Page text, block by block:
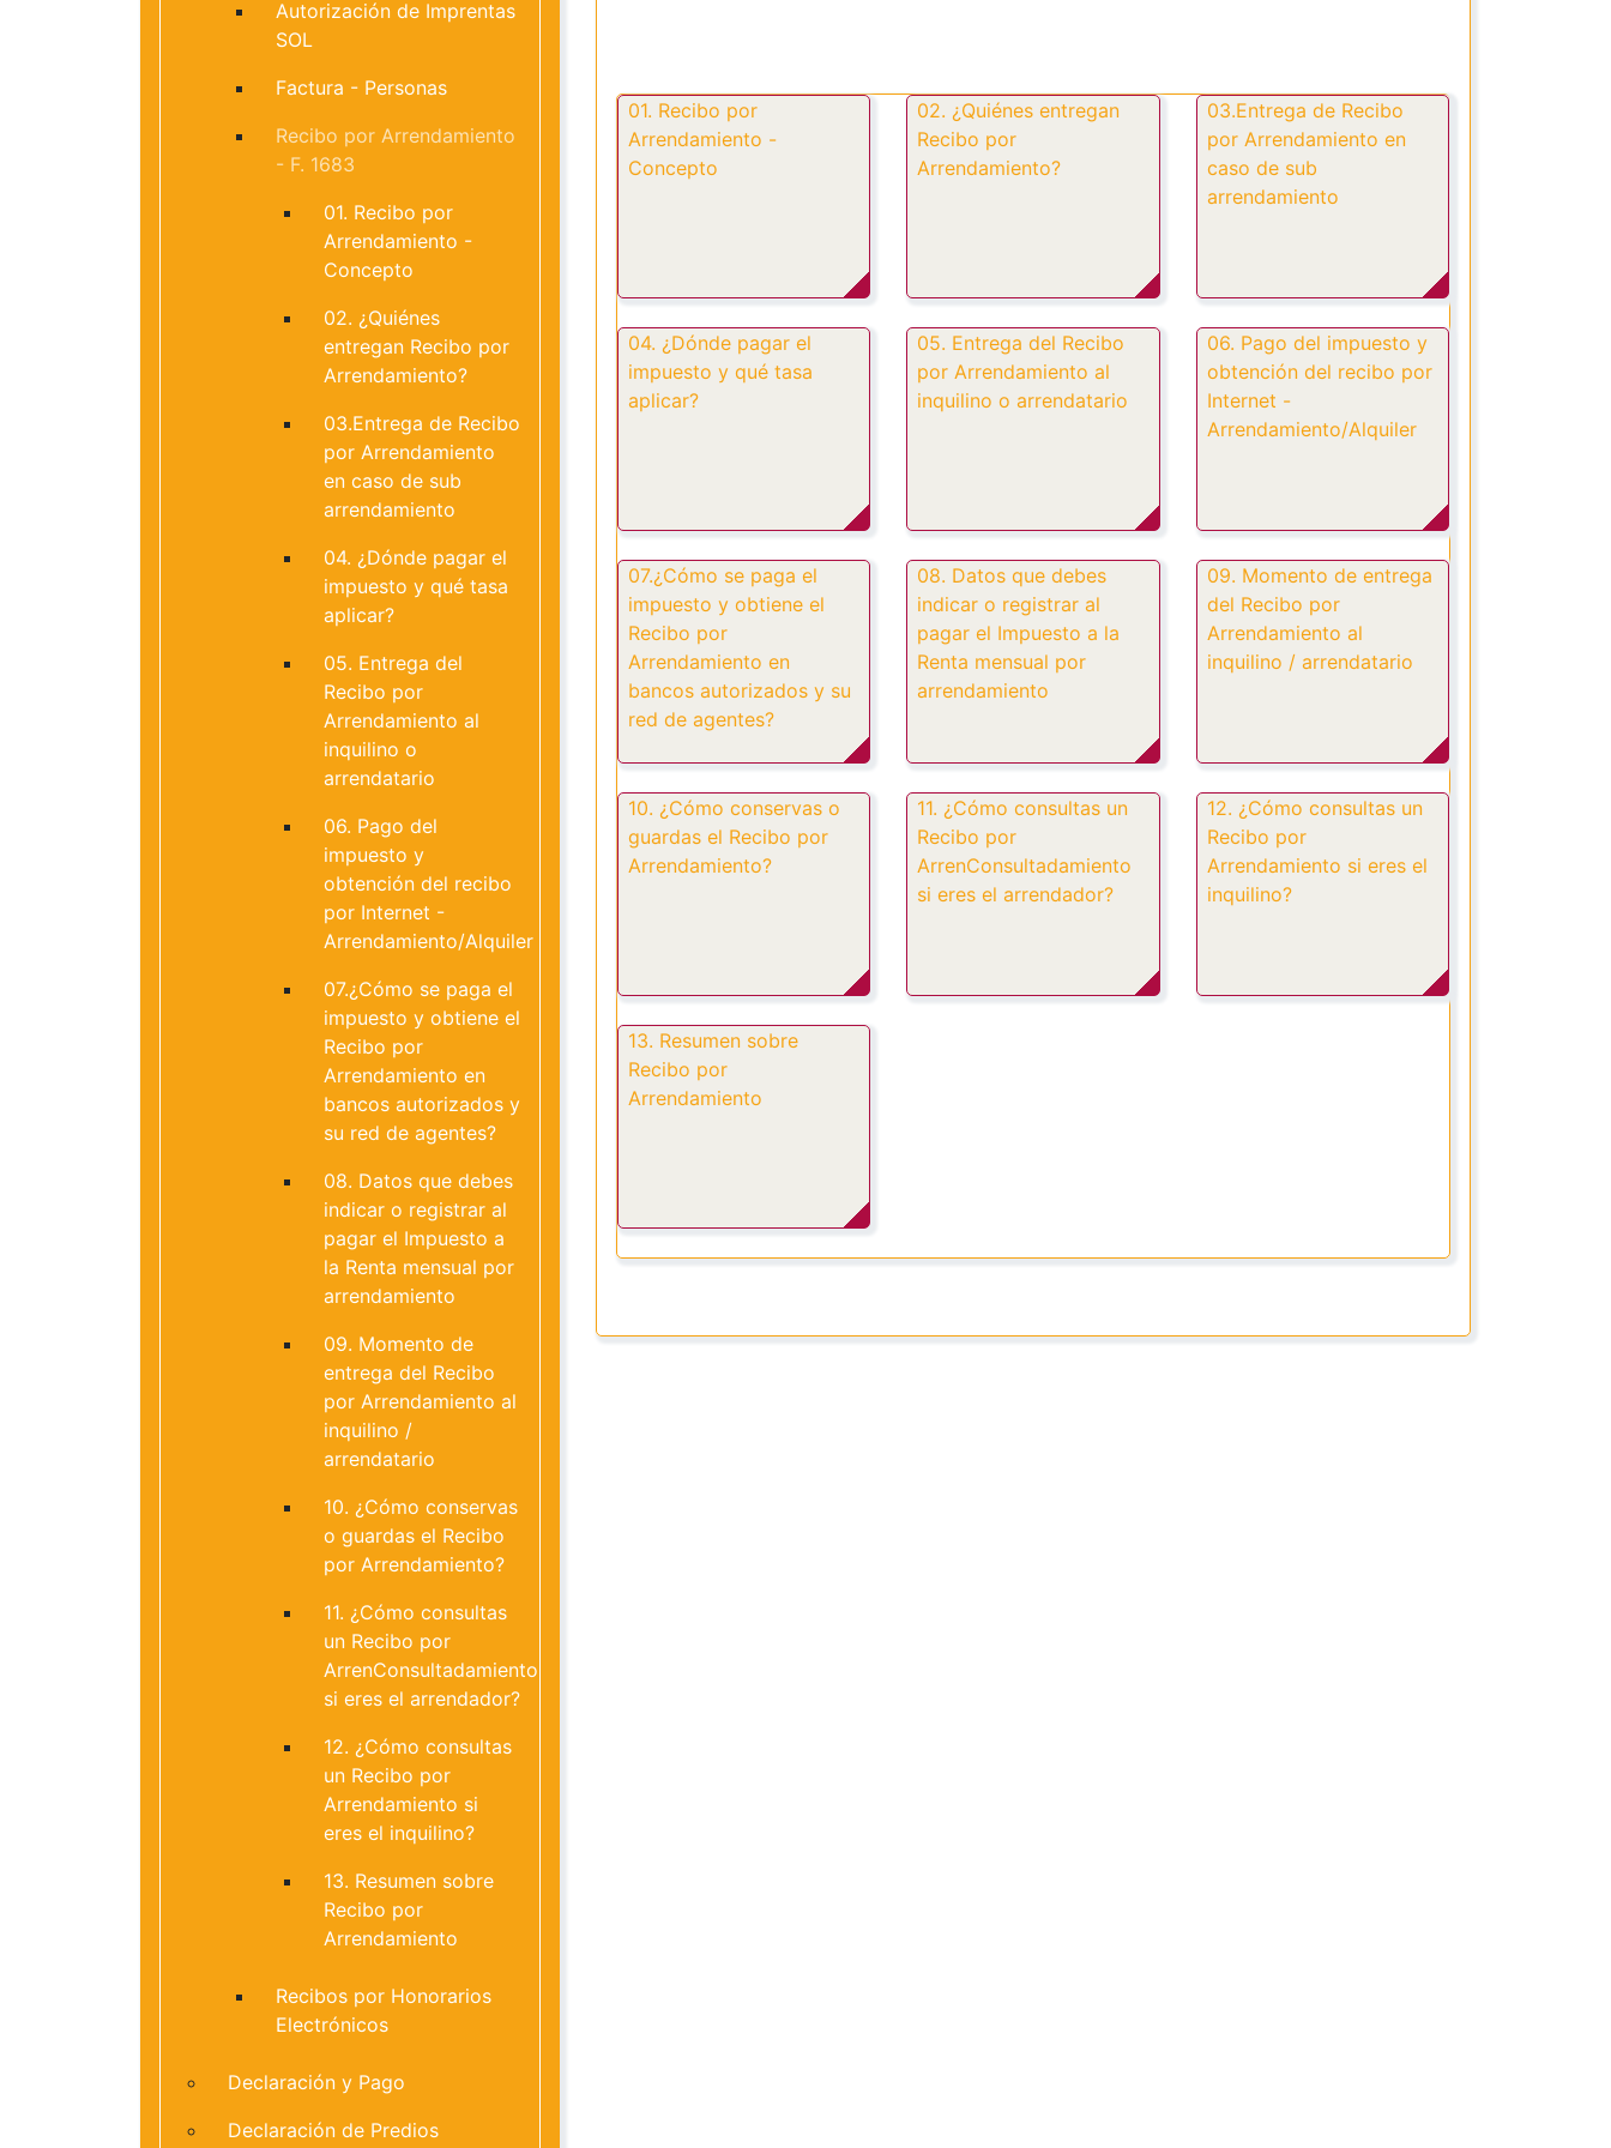
01. Recibo por
Arrendamiento -
Concepto
02. ¿Quiénes entregan
Recibo por
Arrendamiento?
03.Entrega de Recibo
por Arrendamiento en
caso de sub
arrendamiento
04. ¿Dónde pagar el
impuesto y qué tasa
aplicar?
05. Entrega del Recibo
por Arrendamiento al
inquilino o arrendatario
06. Pago del impuesto y
obtención del recibo por
Internet -
Arrendamiento/Alquiler
07.¿Cómo se paga el
impuesto y obtiene el
Recibo por
Arrendamiento en
bancos autorizados y su
red de agentes?
08. Datos que debes
indicar o registrar al
pagar el Impuesto a la
Renta mensual por
arrendamiento
09. Momento de entrega
del Recibo por
Arrendamiento al
inquilino / arrendatario
10. ¿Cómo conservas o
guardas el Recibo por
Arrendamiento?
11. ¿Cómo consultas un
Recibo por
ArrenConsultadamiento
si eres el arrendador?
12. ¿Cómo consultas un
Recibo por
Arrendamiento si eres el
inquilino?
13. Resumen sobre
Recibo por
Arrendamiento
Autorización de Imprentas
SOL
Factura - Personas
Recibo por Arrendamiento
- F. 1683
01. Recibo por
Arrendamiento -
Concepto
02. ¿Quiénes
entregan Recibo por
Arrendamiento?
03.Entrega de Recibo
por Arrendamiento
en caso de sub
arrendamiento
04. ¿Dónde pagar el
impuesto y qué tasa
aplicar?
05. Entrega del
Recibo por
Arrendamiento al
inquilino o
arrendatario
06. Pago del
impuesto y
obtención del recibo
por Internet -
Arrendamiento/Alquiler
07.¿Cómo se paga el
impuesto y obtiene el
Recibo por
Arrendamiento en
bancos autorizados y
su red de agentes?
08. Datos que debes
indicar o registrar al
pagar el Impuesto a
la Renta mensual por
arrendamiento
09. Momento de
entrega del Recibo
por Arrendamiento al
inquilino /
arrendatario
10. ¿Cómo conservas
o guardas el Recibo
por Arrendamiento?
11. ¿Cómo consultas
un Recibo por
ArrenConsultadamiento
si eres el arrendador?
12. ¿Cómo consultas
un Recibo por
Arrendamiento si
eres el inquilino?
13. Resumen sobre
Recibo por
Arrendamiento
Recibos por Honorarios
Electrónicos
Declaración y Pago
Declaración de Predios